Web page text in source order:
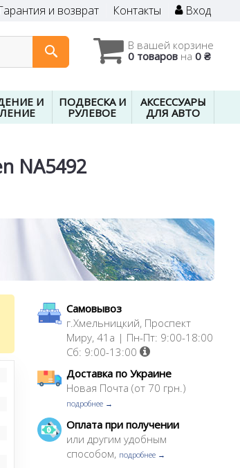
и возврат Контакты Вход
В вашей корзине
0 товаров на 0 ₴
И
ПОДВЕСКА И
РУЛЕВОЕ
АКСЕССУАРЫ
ДЛЯ АВТО
NA5492
Самовывоз
г.Хмельницкий, Проспект
Миру, 41а | Пн-Пт: 9:00-18:00
Сб: 9:00-13:00
Доставка по Украине
Новая Почта (от 70 грн.)
подробнее →
Оплата при получении
или другим удобным
способом, подробнее →